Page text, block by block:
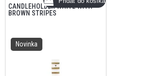
CANDLEHOLDER WHITE WITH
BROWN STRIPES
Novinka